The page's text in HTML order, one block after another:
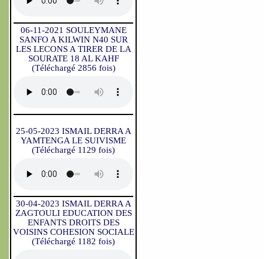
06-11-2021 SOULEYMANE
SANFO A KILWIN N40 SUR
LES LECONS A TIRER DE LA
SOURATE 18 AL KAHF
(Téléchargé 2856 fois)
25-05-2023 ISMAIL DERRA A
YAMTENGA LE SUIVISME
(Téléchargé 1129 fois)
30-04-2023 ISMAIL DERRA A
ZAGTOULI EDUCATION DES
ENFANTS DROITS DES
VOISINS COHESION SOCIALE
(Téléchargé 1182 fois)